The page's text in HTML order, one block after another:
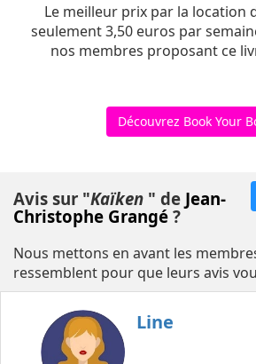
Le meilleur prix par la location
seulement 3,50 euros par
nos membres proposant ce
Découvrez Book Your
Avis sur "Kaïken " de Jean-
Christophe Grangé ?
Nous mettons en avant les
ressemblent pour que leurs avis
Line